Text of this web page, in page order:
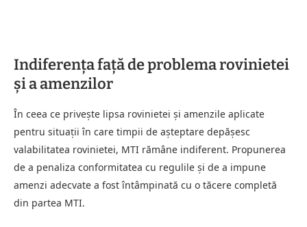
Indiferența față de problema rovinietei
și a amenzilor
În ceea ce privește lipsa rovinietei și amenzile aplicate
pentru situații în care timpii de așteptare depășesc
valabilitatea rovinietei, MTI rămâne indiferent. Propunerea
de a penaliza conformitatea cu regulile și de a impune
amenzi adecvate a fost întâmpinată cu o tăcere completă
din partea MTI.